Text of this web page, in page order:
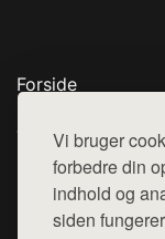
Vi bruger
forbedre din
indhold og
siden
Forside
Top Rabatter
Blog
Kontakt